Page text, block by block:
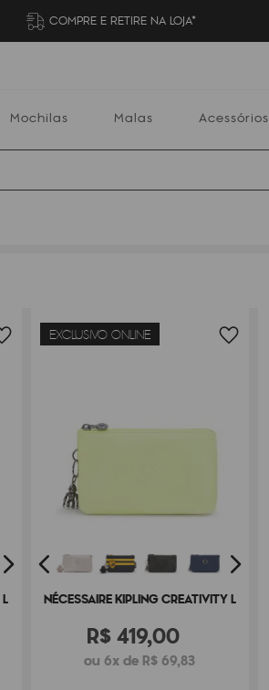
COMPRE E RETIRE NA LOJA*
Mochilas Malas Acessórios
EXCLUSIVO ONLINE
NÉCESSAIRE KIPLING CREATIVITY L
R$419,00
ou 6x de R$ 69,83